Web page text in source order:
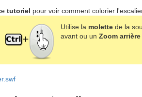
tutoriel pour voir comment colorier
Utilise la molette de la
avant ou un Zoom arrière